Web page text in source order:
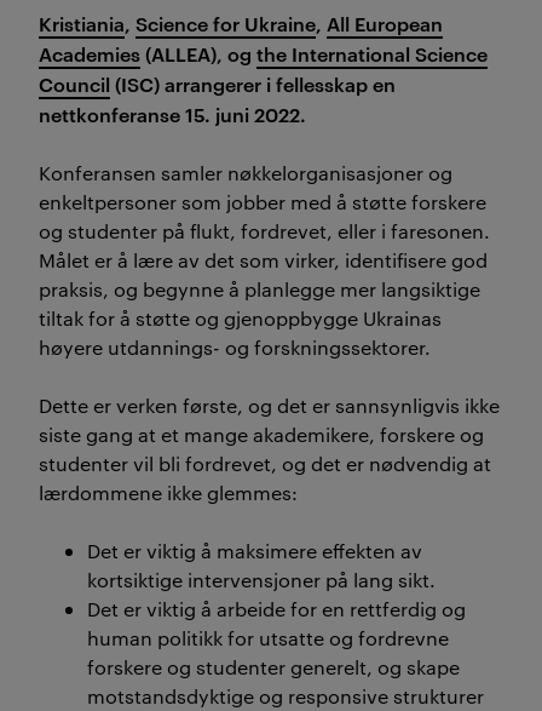
Kristiania, Science for Ukraine, All European
Academies(ALLEA), og the International Science
Council (ISC) arrangerer i fellesskap en
nettkonferanse 15. juni 2022.
Konferansen samler nøkkelorganisasjoner og
enkeltpersoner som jobber med å støtte forskere
og studenter på flukt, fordrevet, eller i faresonen.
Målet er å lære av det som virker, identifisere god
praksis, og begynne å planlegge mer langsiktige
tiltak for å støtte og gjenoppbygge Ukrainas
høyere utdannings- og forskningssektorer.
Dette er verken første, og det er sannsynligvis ikke
siste gang at et mange akademikere, forskere og
studenter vil bli fordrevet, og det er nødvendig at
lærdommene ikke glemmes:
Det er viktig å maksimere effekten av
kortsiktige intervensjoner på lang sikt.
Det er viktig å arbeide for en rettferdig og
human politikk for utsatte og fordrevne
forskere og studenter generelt, og skape
motstandsdyktige og responsive strukturer